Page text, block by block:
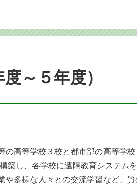
～５年度）
高等学校３校と都市部の高等学
築し、各学校に遠隔教育システム
や多様な人々との交流学習など、